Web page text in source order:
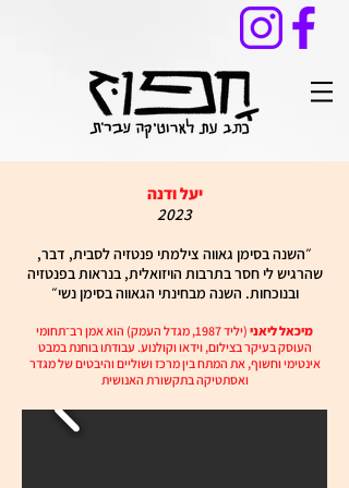
יעל ודנה
2023
,״השנה בסימן גאווה צילמתי פנטזיה לסבית, דבר
שהרגיש לי חסר בתרבות הויזואלית, בנראות בפנטזיה
ובנוכחות. השנה מבחינתי הגאווה בסימן נשי״
מיכאל ליאני
(יליד 1987, מגדל העמק) הוא אמן רב־תחומי
העוסק בעיקר בצילום, וידאו וקולנוע. עבודתו בוחנת במבט
אינטימי וחשוף, את המתח בין מרכז ושוליים והיבטים של מגדר
ואסתטיקה בתקשורת האנושית